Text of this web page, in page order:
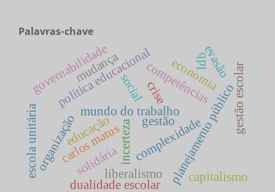
Palavras-chave
competências
educação
mundo do trabalho
política educacional
planejamento público
carlos matus
gestão
complexidade
incerteza
crise
mudança
organização
liberalismo
economia
capitalismo
social
solidária
escola unitária
dualidade escolar
governabilidade ldb
gestão escolar
evasão